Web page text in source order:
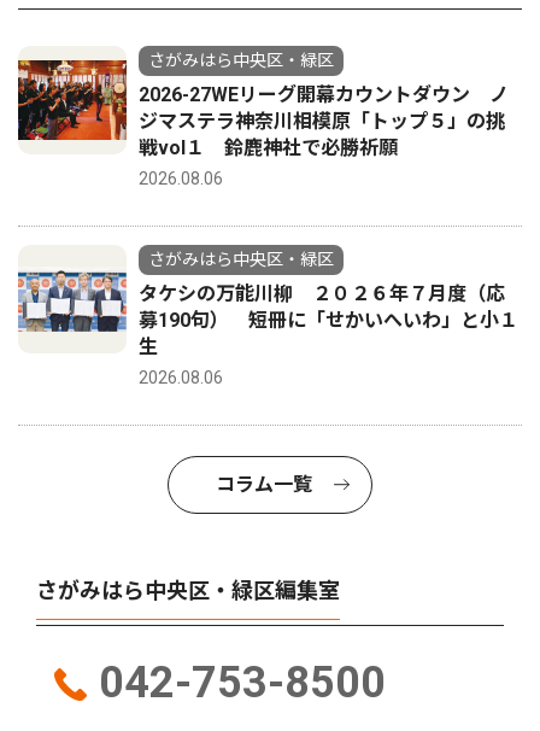
さがみはら中央区・緑区
2026-27WEリーグ開幕カウントダウン ノ
ジマステラ神奈川相模原「トップ５」の挑
戦vol１ 鈴鹿神社で必勝祈願
2026.08.06
さがみはら中央区・緑区
タケシの万能川柳 ２０２６年７月度（応
募190句） 短冊に「せかいへいわ」と小１
生
2026.08.06
コラム一覧
さがみはら中央区・緑区編集室
042-753-8500